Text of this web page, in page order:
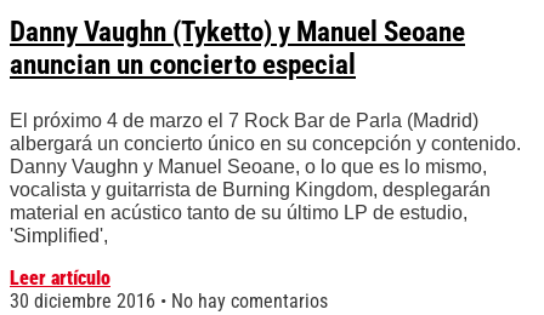
Danny Vaughn (Tyketto) y Manuel Seoane
anuncian un concierto especial
El próximo 4 de marzo el 7 Rock Bar de Parla (Madrid)
albergará un concierto único en su concepción y contenido.
Danny Vaughn y Manuel Seoane, o lo que es lo mismo,
vocalista y guitarrista de Burning Kingdom, desplegarán
material en acústico tanto de su último LP de estudio,
'Simplified',
Leer artículo
30 diciembre 2016
No hay comentarios